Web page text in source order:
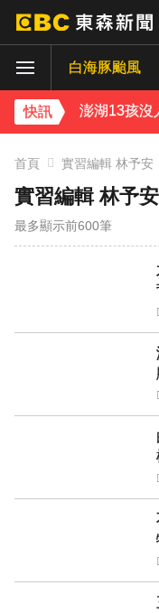
白海豚颱風
快訊
首頁 實習編輯 林予安
實習編輯 林予安
最多顯示前600筆